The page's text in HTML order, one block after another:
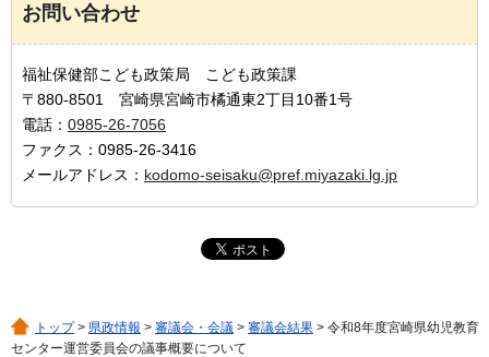
お問い合わせ
福祉保健部こども政策局 こども政策課
〒880-8501 宮崎県宮崎市橘通東2丁目10番1号
電話： 0985-26-7056
ファクス：0985-26-3416
メールアドレス： kodomo-seisaku@pref.miyazaki.lg.jp
トップ> 県政情報 > 審議会・会議 > 審議会結果 > 令和8年度宮崎県幼児教育
センター運営委員会の議事概要について